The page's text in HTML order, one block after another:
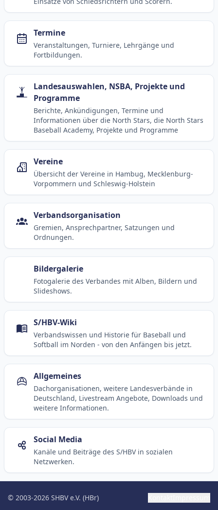
Termine
Veranstaltungen, Turniere, Lehrgänge und
Fortbildungen.
Landesauswahlen, NSBA, Projekte und
Programme
Berichte, Ankündigungen, Termine und
Informationen über die North Stars, die North Stars
Baseball Academy, Projekte und Programme
Vereine
Übersicht der Vereine in Hambug, Mecklenburg-
Vorpommern und Schleswig-Holstein
Verbandsorganisation
Gremien, Ansprechpartner, Satzungen und
Ordnungen.
Bildergalerie
Fotogalerie des Verbandes mit Alben, Bildern und
Slideshows.
S/HBV-Wiki
Verbandswissen und Historie für Baseball und
Softball im Norden - von den Anfängen bis jetzt.
Allgemeines
Dachorganisationen, weitere Landesverbände in
Deutschland, Livestream Angebote, Downloads und
weitere Informationen.
Social Media
Kanäle und Beiträge des S/HBV in sozialen
Netzwerken.
© 2003-2026 SHBV e.V. (HBr)